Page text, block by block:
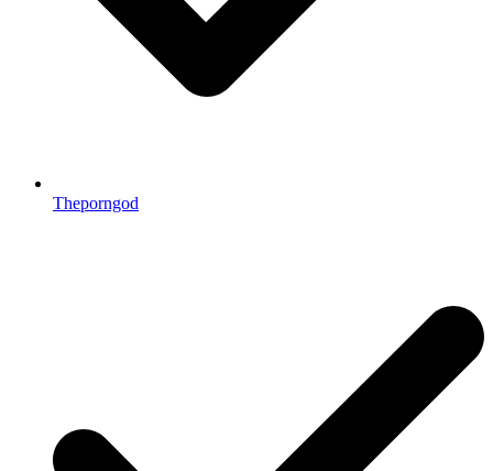
Theporngod